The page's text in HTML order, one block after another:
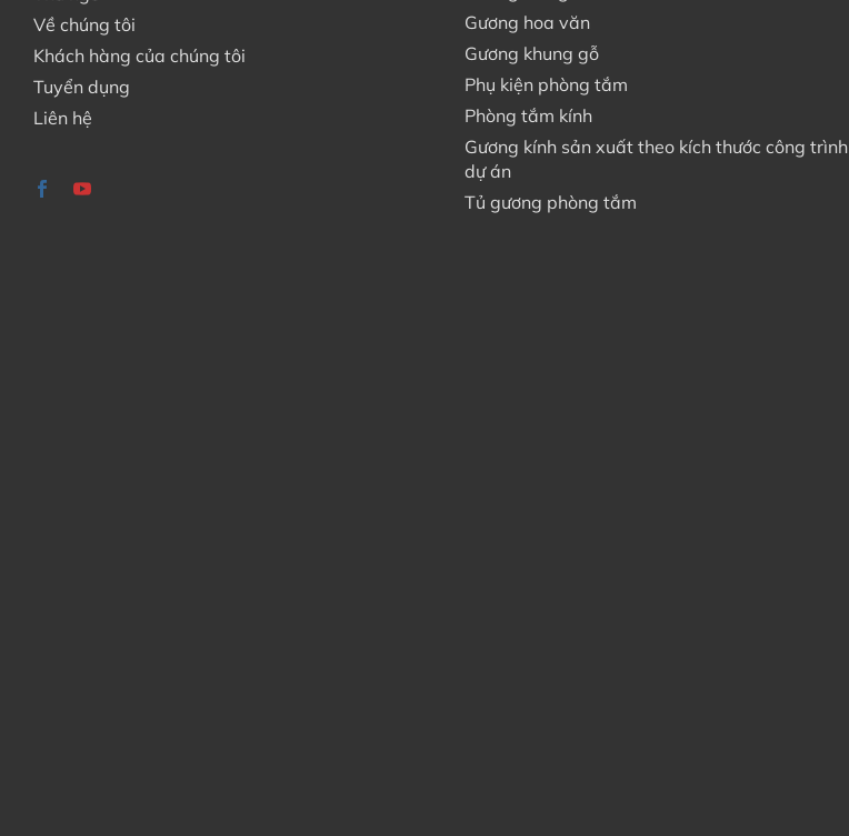
Về chúng tôi
Khách hàng của chúng tôi
Tuyển dụng
Liên hệ
Gương hoa văn
Gương khung gỗ
Phụ kiện phòng tắm
Phòng tắm kính
Gương kính sản xuất theo kích thước công trình
dự án
Tủ gương phòng tắm